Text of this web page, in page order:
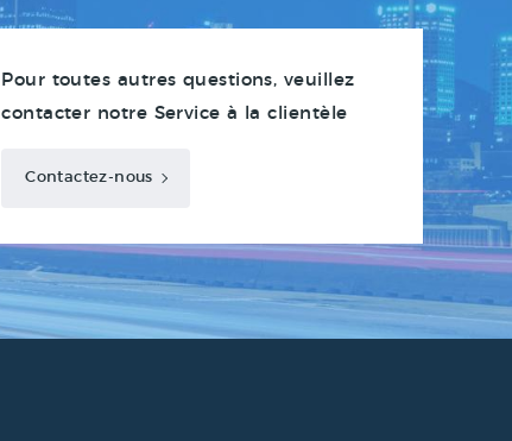
Pour toutes autres questions, veuillez
contacter notre Service à la clientèle
Contactez-nous